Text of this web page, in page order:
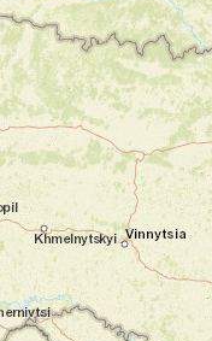
Jour 3
Entre mer
Milet -
Ce matin,
Milet et
vaste théâtre
immersion
Didymes,
ses